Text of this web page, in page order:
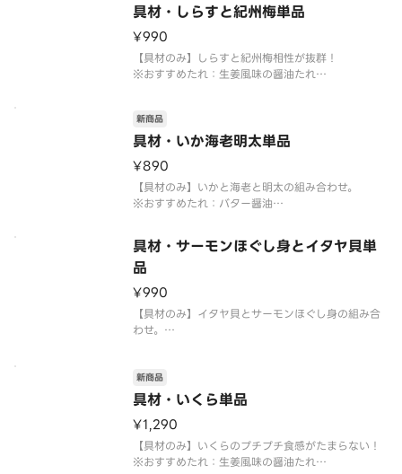
具材・しらすと紀州梅単品
¥990
【具材のみ】しらすと紀州梅相性が抜群！
※おすすめたれ：生姜風味の醤油たれ
具材・いか海老明太単品
新商品
¥890
【具材のみ】いかと海老と明太の組み合わせ。
※おすすめたれ：バター醤油
具材・サーモンほぐし身とイタヤ貝単
品
¥990
【具材のみ】イタヤ貝とサーモンほぐし身の組み合
わせ。
具材・いくら単品
新商品
¥1,290
【具材のみ】いくらのプチプチ食感がたまらない！
※おすすめたれ：生姜風味の醤油たれ